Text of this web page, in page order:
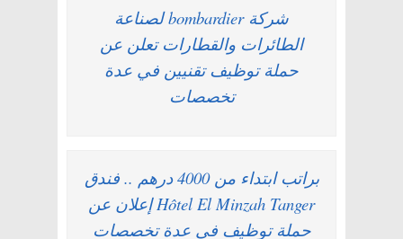
شركة bombardier لصناعة
الطائرات والقطارات تعلن عن
حملة توظيف تقنيين في عدة
تخصصات
براتب ابتداء من 4000 درهم .. فندق
Hôtel El Minzah Tanger إعلان عن
حملة توظيف في عدة تخصصات